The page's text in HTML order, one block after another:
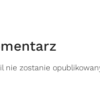
nie zostanie